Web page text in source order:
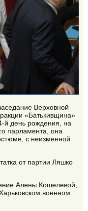
Верховной
«Батькивщина»
й день рождения, на
парламента, она
с неизменной
от партии Ляшко
Алены Кошелевой,
военном